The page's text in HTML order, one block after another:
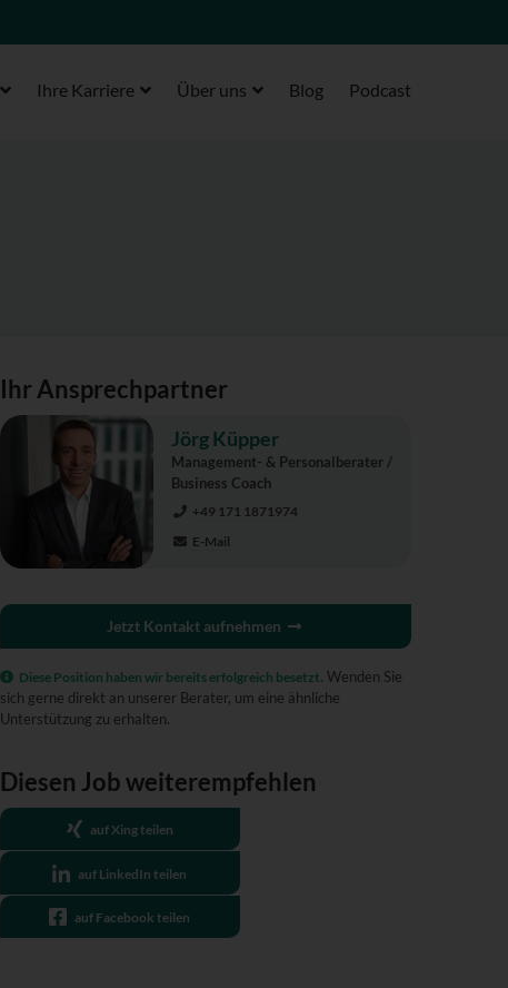
Ihre Karriere Über uns Blog Podcast
Ihr Ansprechpartner
Jörg Küpper
Management- & Personalberater /
Business Coach
+49 171 1871974
E-Mail
Jetzt Kontakt aufnehmen
Diese Position haben wir bereits erfolgreich besetzt. Wenden Sie
sich gerne direkt an unserer Berater, um eine ähnliche
Unterstützung zu erhalten.
Diesen Job weiterempfehlen
auf Xing teilen
auf LinkedIn teilen
auf Facebook teilen